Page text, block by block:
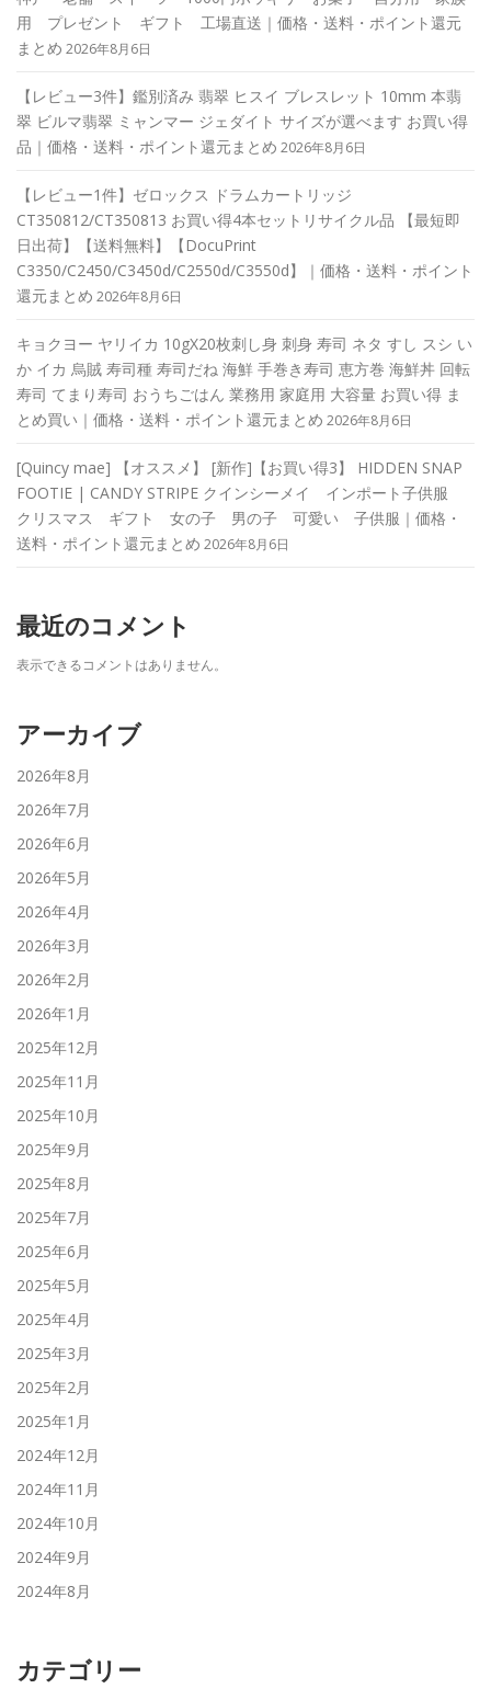
用 プレゼント ギフト 工場直送｜価格・送料・ポイント還元
まとめ 2026年8月6日
【レビュー3件】鑑別済み 翡翠 ヒスイ ブレスレット 10mm 本翡
翠 ビルマ翡翠 ミャンマー ジェダイト サイズが選べます お買い得
品｜価格・送料・ポイント還元まとめ 2026年8月6日
【レビュー1件】ゼロックス ドラムカートリッジ
CT350812/CT350813 お買い得4本セットリサイクル品 【最短即
日出荷】【送料無料】【DocuPrint
C3350/C2450/C3450d/C2550d/C3550d】｜価格・送料・ポイント
還元まとめ 2026年8月6日
キョクヨー ヤリイカ 10gX20枚刺し身 刺身 寿司 ネタ すし スシ い
か イカ 烏賊 寿司種 寿司だね 海鮮 手巻き寿司 恵方巻 海鮮丼 回転
寿司 てまり寿司 おうちごはん 業務用 家庭用 大容量 お買い得 ま
とめ買い｜価格・送料・ポイント還元まとめ 2026年8月6日
[Quincy mae] 【オススメ】 [新作]【お買い得3】 HIDDEN SNAP
FOOTIE | CANDY STRIPE クインシーメイ インポート子供服
クリスマス ギフト 女の子 男の子 可愛い 子供服｜価格・
送料・ポイント還元まとめ 2026年8月6日
最近のコメント
表示できるコメントはありません。
アーカイブ
2026年8月
2026年7月
2026年6月
2026年5月
2026年4月
2026年3月
2026年2月
2026年1月
2025年12月
2025年11月
2025年10月
2025年9月
2025年8月
2025年7月
2025年6月
2025年5月
2025年4月
2025年3月
2025年2月
2025年1月
2024年12月
2024年11月
2024年10月
2024年9月
2024年8月
カテゴリー